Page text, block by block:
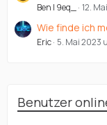
Ben | 9eq_ 12.
Wie finde ich
Eric 5. Mai 2023
Benutzer